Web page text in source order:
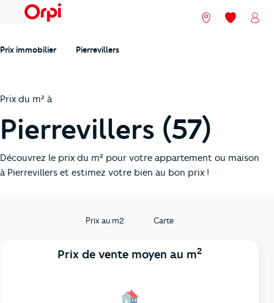
menu Nos agences
Mes
Prix immobilier Pierrevillers
Prix du m² à
Pierrevillers (57)
Découvrez le prix du m² pour votre appartement ou maison
à Pierrevillers et estimez votre bien au bon prix !
Prix au m2 Carte
Prix de vente moyen au m2